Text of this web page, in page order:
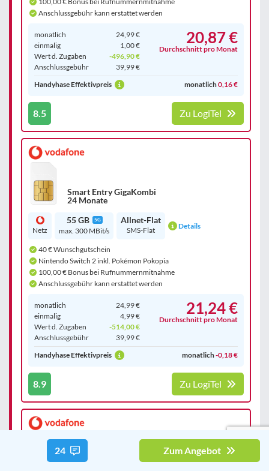
Anschlussgebühr kann erstattet werden
monatlich
24,99 €
einmalig
1,00 €
Wert d. Zugaben
-496,90 €
Anschluss­gebühr
39,99 €
20,87 €
Durchschnitt pro Monat
Handyhase Effektivpreis monatlich0,16 €
8.5 Zu LogiTel
Smart Entry GigaKombi
24 Monate
Netz
55 GB 5G
max. 300 MBit/s
Allnet-Flat
SMS-Flat Details
40 € Wunschgutschein
Nintendo Switch 2 inkl. Pokémon Pokopia
100,00 € Bonus bei Rufnummernmitnahme
Anschlussgebühr kann erstattet werden
monatlich
24,99 €
einmalig
4,99 €
Wert d. Zugaben
-514,00 €
Anschluss­gebühr
39,99 €
21,24 €
Durchschnitt pro Monat
Handyhase Effektivpreis monatlich-0,18 €
8.9 Zu LogiTel
Smart Entry GigaKombi
24 Zum Angebot